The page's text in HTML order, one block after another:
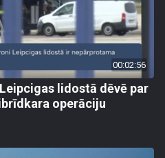
00:02:56
lidostā dēvē par
operāciju